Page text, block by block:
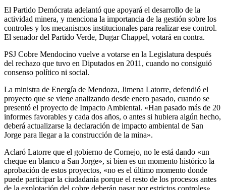
El Partido Demócrata adelantó que apoyará el desarrollo de la
actividad minera, y menciona la importancia de la gestión sobre los
controles y los mecanismos institucionales para realizar ese control.
El senador del Partido Verde, Dugar Chappel, votará en contra.
PSJ Cobre Mendocino vuelve a votarse en la Legislatura después
del rechazo que tuvo en Diputados en 2011, cuando no consiguió
consenso político ni social.
La ministra de Energía de Mendoza, Jimena Latorre, defendió el
proyecto que se viene analizando desde enero pasado, cuando se
presentó el proyecto de Impacto Ambiental. «Han pasado más de 20
informes favorables y cada dos años, o antes si hubiera algún hecho,
deberá actualizarse la declaración de impacto ambiental de San
Jorge para llegar a la construcción de la mina».
Aclaró Latorre que el gobierno de Cornejo, no le está dando «un
cheque en blanco a San Jorge», si bien es un momento histórico la
aprobación de estos proyectos, «no es el último momento donde
puede participar la ciudadanía porque el resto de los procesos antes
de la explotación del cobre deberán pasar por estrictos controles».